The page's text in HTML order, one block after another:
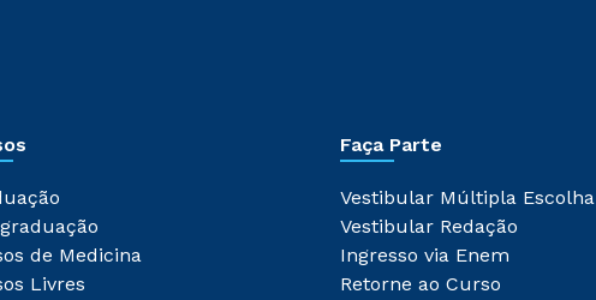
de Medicina
Livres
Faça Parte
Vestibular Múltipla Escolha
Vestibular Redação
Ingresso via Enem
Retorne ao Curso